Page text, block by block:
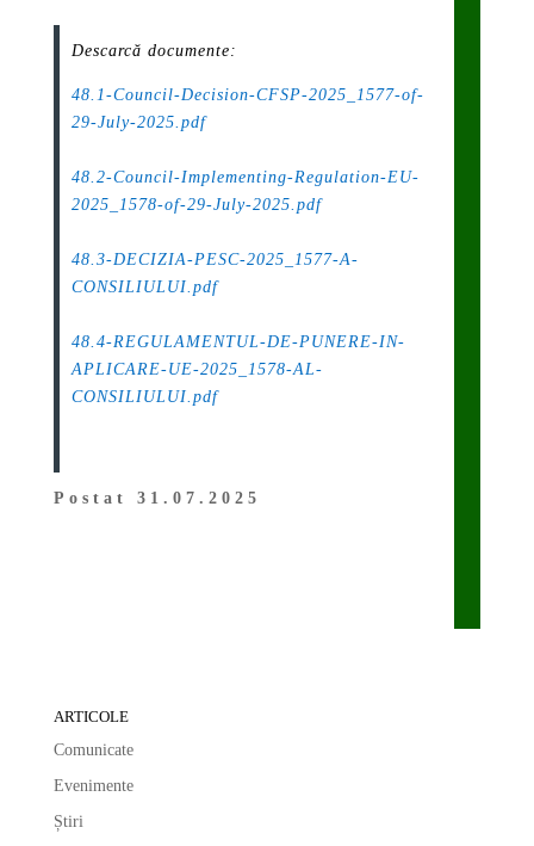
Descarcă documente:
48.1-Council-Decision-CFSP-2025_1577-of-
29-July-2025.pdf
48.2-Council-Implementing-Regulation-EU-
2025_1578-of-29-July-2025.pdf
48.3-DECIZIA-PESC-2025_1577-A-
CONSILIULUI.pdf
48.4-REGULAMENTUL-DE-PUNERE-IN-
APLICARE-UE-2025_1578-AL-
CONSILIULUI.pdf
Postat 31.07.2025
ARTICOLE
Comunicate
Evenimente
Știri